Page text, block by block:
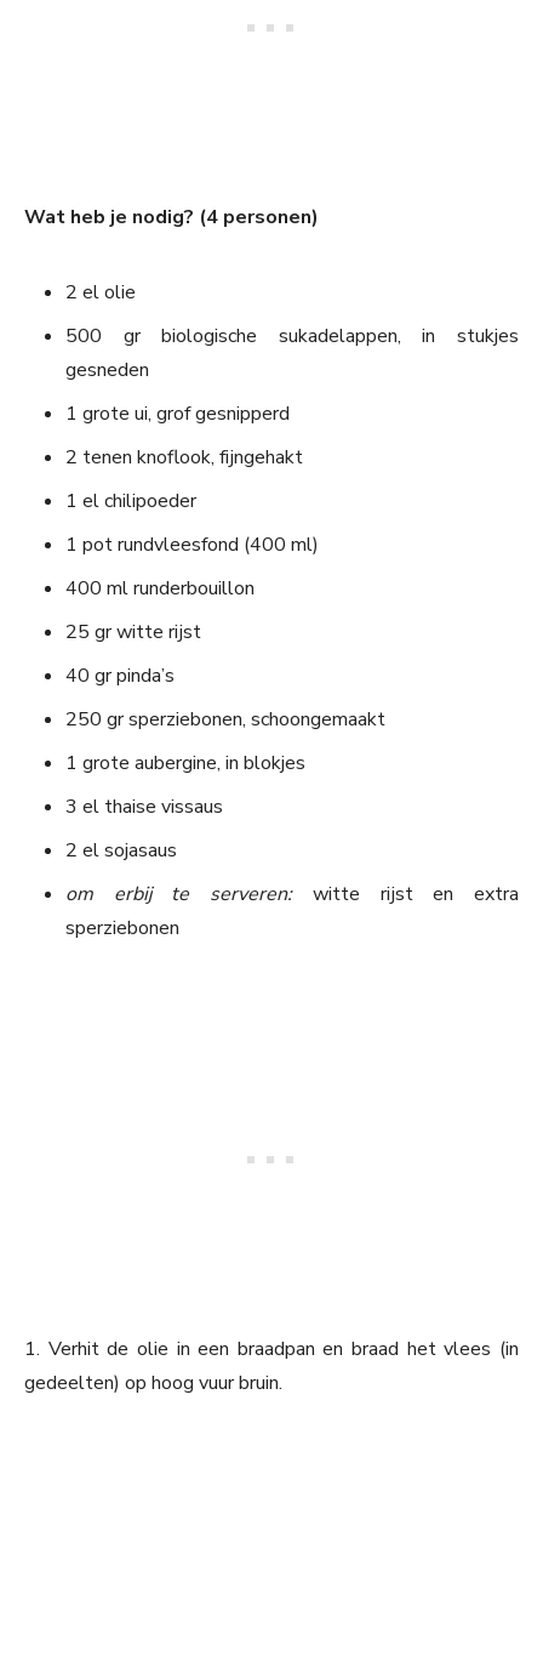
Wat heb je nodig? (4 personen)
2 el olie
500 gr biologische sukadelappen, in stukjes
gesneden
1 grote ui, grof gesnipperd
2 tenen knoflook, fijngehakt
1 el chilipoeder
1 pot rundvleesfond (400 ml)
400 ml runderbouillon
25 gr witte rijst
40 gr pinda’s
250 gr sperziebonen, schoongemaakt
1 grote aubergine, in blokjes
3 el thaise vissaus
2 el sojasaus
om erbij te serveren:witte rijst en extra
sperziebonen
1. Verhit de olie in een braadpan en braad het vlees (in
gedeelten) op hoog vuur bruin.